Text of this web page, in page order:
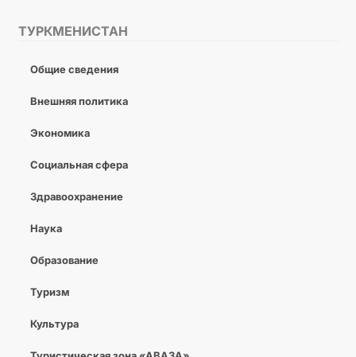
ТУРКМЕНИСТАН
Общие сведения
Внешняя политика
Экономика
Социальная сфера
Здравоохранение
Наука
Образование
Туризм
Культура